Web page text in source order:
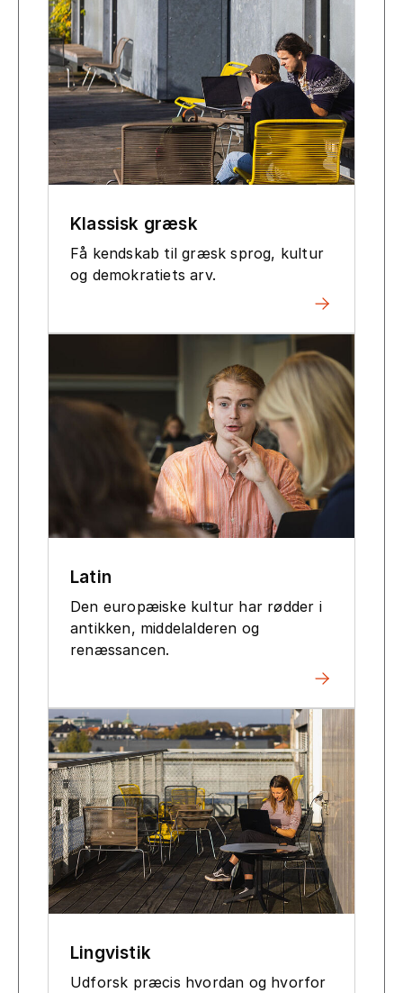
Klassisk græsk
Få kendskab til græsk sprog, kultur
og demokratiets arv.
Latin
Den europæiske kultur har rødder i
antikken, middelalderen og
renæssancen.
Lingvistik
Udforsk præcis hvordan og hvorfor